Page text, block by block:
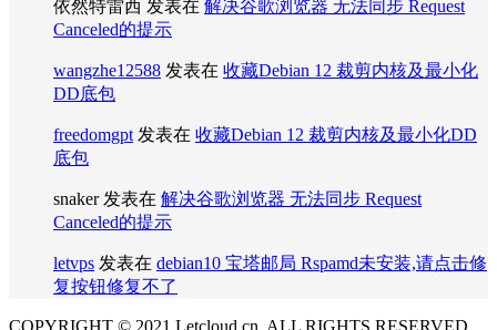
依然特雷西 发表在 解决谷歌浏览器 无法同步 Request
Canceled的提示
wangzhe12588 发表在 收藏Debian 12 裁剪内核及最小化
DD底包
freedomgpt 发表在 收藏Debian 12 裁剪内核及最小化DD
底包
snaker发表在 解决谷歌浏览器 无法同步 Request
Canceled的提示
letvps 发表在 debian10 宝塔邮局 Rspamd未安装,请点击修
复按钮修复不了
COPYRIGHT © 2021 Letcloud.cn. ALL RIGHTS RESERVED.